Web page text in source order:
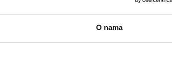
O nama